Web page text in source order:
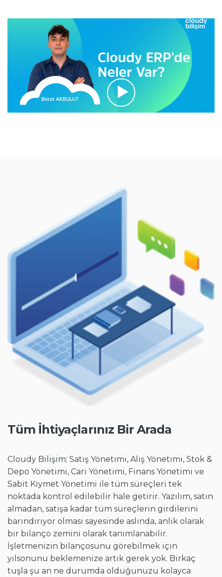
Tüm İhtiyaçlarınız Bir Arada
Cloudy Bilişim; Satış Yönetimi, Alış Yönetimi, Stok &
Depo Yönetimi, Cari Yönetimi, Finans Yönetimi ve
Sabit Kıymet Yönetimi ile tüm süreçleri tek
noktada kontrol edilebilir hale getirir. Yazılım, satın
almadan, satışa kadar tüm süreçlerin girdilerini
barındırıyor olması sayesinde aslında, anlık olarak
bir bilanço zemini olarak tanımlanabilir.
İşletmenizin bilançosunu görebilmek için
yılsonunu beklemenize artık gerek yok. Birkaç
tuşla şu an ne durumda olduğunuzu kolayca